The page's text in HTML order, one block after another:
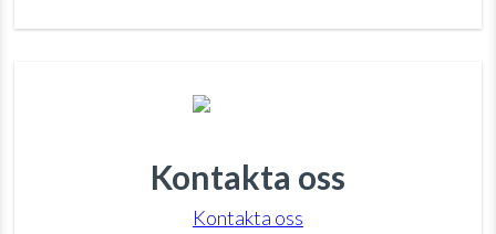
Kontakta oss
Kontakta oss